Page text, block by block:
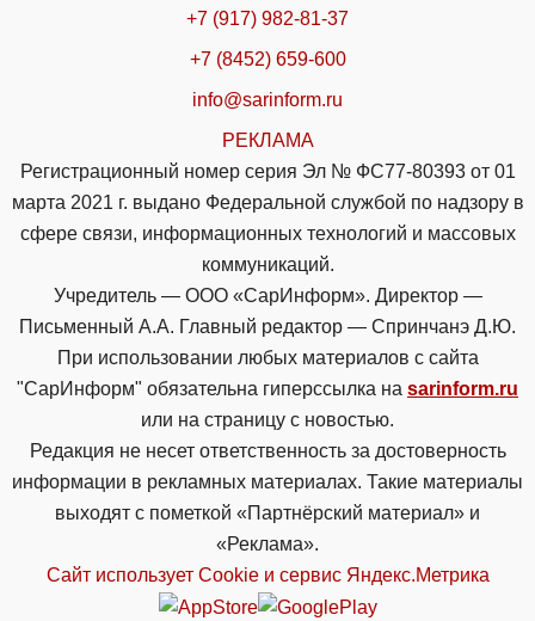
+7 (917) 982-81-37
+7 (8452) 659-600
info@sarinform.ru
РЕКЛАМА
Регистрационный номер серия Эл № ФС77-80393 от 01
марта 2021 г. выдано Федеральной службой по надзору в
сфере связи, информационных технологий и массовых
коммуникаций.
Учредитель — ООО «СарИнформ». Директор —
Письменный А.А. Главный редактор — Спринчанэ Д.Ю.
При использовании любых материалов с сайта
"СарИнформ" обязательна гиперссылка на sarinform.ru
или на страницу с новостью.
Редакция не несет ответственность за достоверность
информации в рекламных материалах. Такие материалы
выходят с пометкой «Партнёрский материал» и
«Реклама».
Сайт использует Cookie и сервиc Яндекс.Метрика